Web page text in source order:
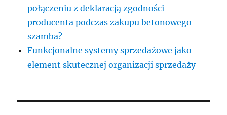
połączeniu z deklaracją zgodności
producenta podczas zakupu betonowego
szamba?
Funkcjonalne systemy sprzedażowe jako
element skutecznej organizacji sprzedaży